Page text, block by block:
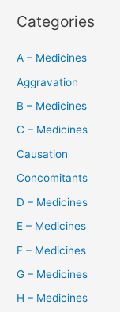
Categories
A – Medicines
Aggravation
B – Medicines
C – Medicines
Causation
Concomitants
D – Medicines
E – Medicines
F – Medicines
G – Medicines
H – Medicines